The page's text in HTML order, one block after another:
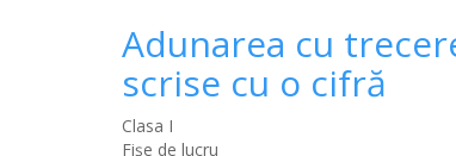
Adunarea cu
scrise cu o cifră
Clasa I
Fișe de lucru